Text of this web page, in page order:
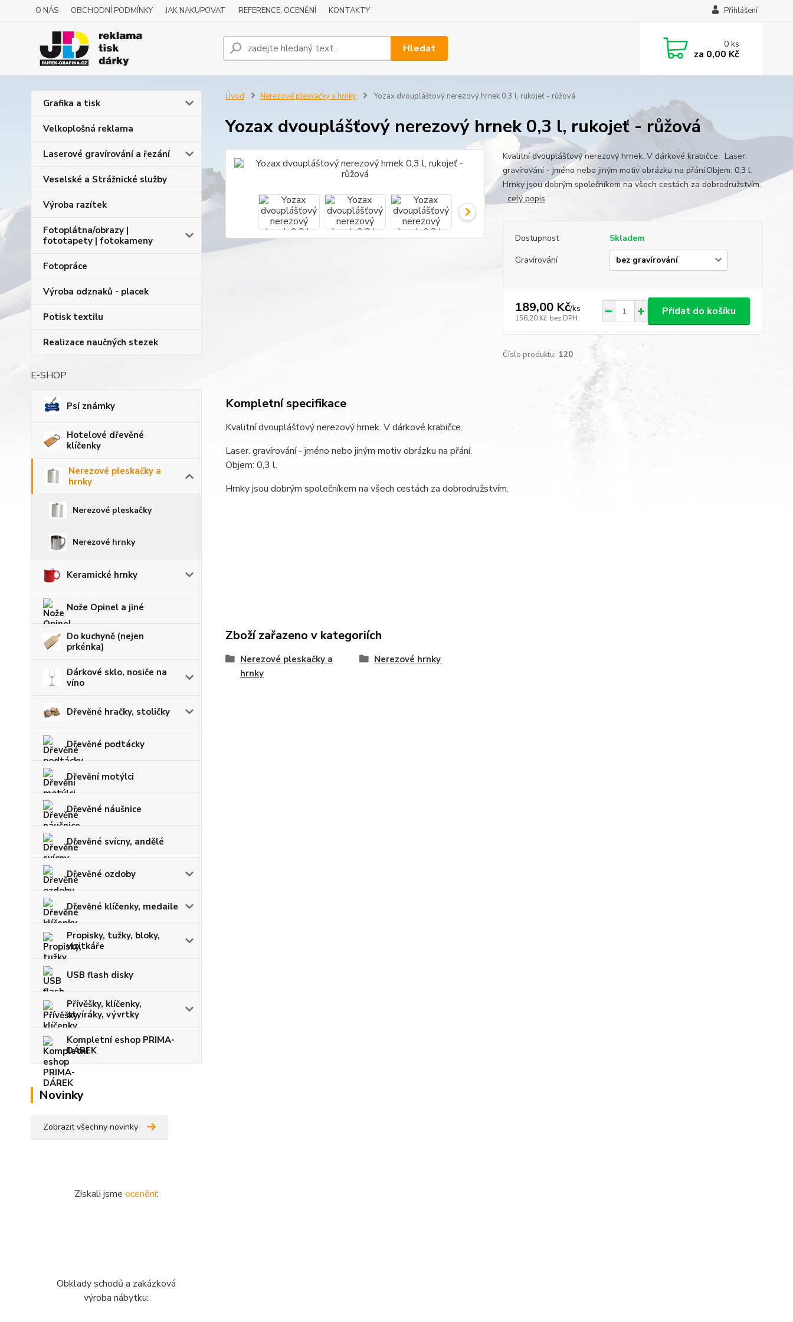
O NÁS OBCHODNÍ PODMÍNKY JAK NAKUPOVAT REFERENCE, OCENĚNÍ KONTAKTY Přihlášení
Hledat 0ks
za 0,00 Kč
Grafika a tisk
Velkoplošná reklama
Laserové gravírování a řezání
Veselské a Strážnické služby
Výroba razítek
Fotoplátna/obrazy |
fototapety | fotokameny
Fotopráce
Výroba odznaků - placek
Potisk textilu
Realizace naučných stezek
E-SHOP
Psí známky
Hotelové dřevěné
klíčenky
Nerezové pleskačky a
hrnky
Nerezové pleskačky
Nerezové hrnky
Keramické hrnky
Nože Opinel a jiné
Do kuchyně (nejen
prkénka)
Dárkové sklo, nosiče na
víno
Dřevěné hračky, stoličky
Dřevěné podtácky
Dřevění motýlci
Dřevěné náušnice
Dřevěné svícny, andělé
Dřevěné ozdoby
Dřevěné klíčenky, medaile
Propisky, tužky, bloky,
vizitkáře
USB flash disky
Přívěšky, klíčenky,
otvíráky, vývrtky
Kompletní eshop PRIMA-
DÁREK
Novinky
Zobrazit všechny novinky
Získali jsme ocenění:
Obklady schodů a zakázková
výroba nábytku:
Úvod Nerezové pleskačky a hrnky Yozax dvouplášťový nerezový hrnek 0,3 l, rukojeť - růžová
Yozax dvouplášťový nerezový hrnek 0,3 l, rukojeť - růžová
Kvalitní dvouplášťový nerezový hrnek. V dárkové krabičce. Laser.
gravírování - jméno nebo jiným motiv obrázku na přání.Objem: 0,3 l.
Hrnky jsou dobrým společníkem na všech cestách za dobrodružstvím.
celý popis
Dostupnost
Skladem
Gravírování
189,00 Kč/ks
156,20 Kč bez DPH
Přidat do košíku
Číslo produktu: 120
Kompletní specifikace
Kvalitní dvouplášťový nerezový hrnek. V dárkové krabičce.
Laser. gravírování - jméno nebo jiným motiv obrázku na přání.
Objem: 0,3 l.
Hrnky jsou dobrým společníkem na všech cestách za dobrodružstvím.
Zboží zařazeno v kategoriích
Nerezové pleskačky a
hrnky
Nerezové hrnky